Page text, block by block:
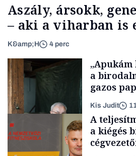
Aszály, ársokk,
– aki a viharban is
K&amp;H 4 perc
a
gazos
Kis Judit
A
a kiégés